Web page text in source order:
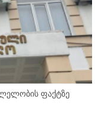
ფაქტზე